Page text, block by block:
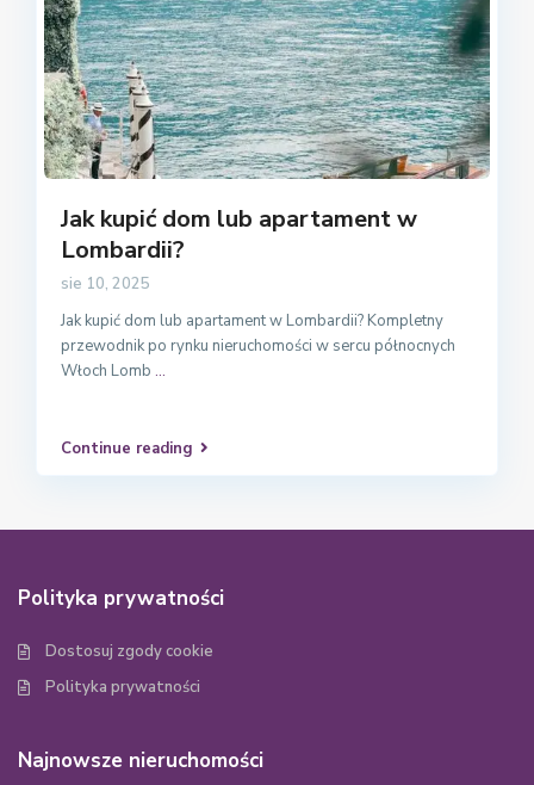
Jak kupić dom lub apartament w
Lombardii?
sie 10, 2025
Jak kupić dom lub apartament w Lombardii? Kompletny
przewodnik po rynku nieruchomości w sercu północnych
Włoch Lomb ...
Continue reading
Polityka prywatności
Dostosuj zgody cookie
Polityka prywatności
Najnowsze nieruchomości